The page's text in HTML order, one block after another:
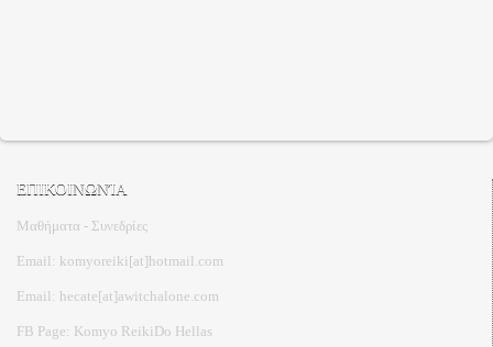
ΕΠΙΚΟΙΝΩΝΊΑ
Μαθήματα - Συνεδρίες
Email: komyoreiki[at]hotmail.com
Email: hecate[at]awitchalone.com
FB Page: Komyo ReikiDo Hellas